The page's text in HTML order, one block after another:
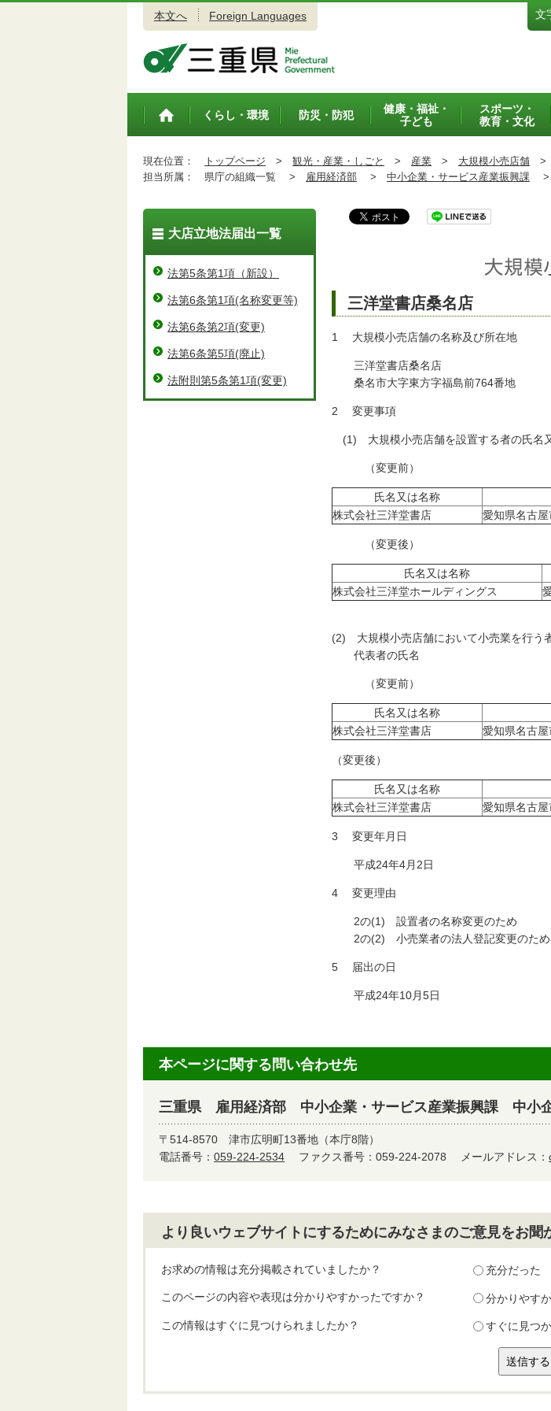
本文へ Foreign Languages 文
トップペ
くらし・環境 防災・防犯
健康・福祉・
子ども
スポーツ・
教育・文化
現在位置： トップページ > 観光・産業・しごと > 産業 > 大規模小売店舗 >
担当所属：
県庁の組織一覧 > 雇用経済部 > 中小企業・サービス産業振興課 >
三洋堂書店桑名店
1 大規模小売店舗の名称及び所在地
三洋堂書店桑名店
桑名市大字東方字福島前764番地
2 変更事項
(1) 大規模小売店舗を設置する者の氏名
（変更前）
氏名又は名称
株式会社三洋堂書店
愛知県名古
（変更後）
氏名又は名称
株式会社三洋堂ホールディングス
(2) 大規模小売店舗において小売業を行う
代表者の氏名
（変更前）
氏名又は名称
株式会社三洋堂書店
愛知県名古
（変更後）
氏名又は名称
株式会社三洋堂書店
愛知県名古
3 変更年月日
平成24年4月2日
4 変更理由
2の(1) 設置者の名称変更のため
2の(2) 小売業者の法人登記変更のため
5 届出の日
平成24年10月5日
大店立地法届出一覧
法第5条第1項（新設）
法第6条第1項(名称変更等)
法第6条第2項(変更)
法第6条第5項(廃止)
法附則第5条第1項(変更)
本ページに関する問い合わせ先
三重県 雇用経済部 中小企業・サービス産業振興課 中小
〒514-8570 津市広明町13番地（本庁8階）
電話番号： 059-224-2534 ファクス番号：059-224-2078 メールアドレス：
より良いウェブサイトにするためにみなさまのご意見をお聞
お求めの情報は充分掲載されていましたか？ 充分だった
このページの内容や表現は分かりやすかったですか？ 分かりやす
この情報はすぐに見つけられましたか？ すぐに見つ